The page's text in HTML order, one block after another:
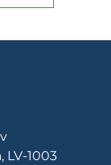
LV-1003